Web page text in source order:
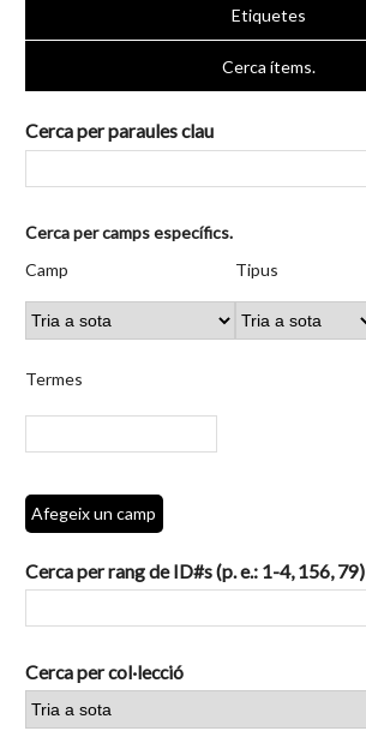
Etiquetes
Cerca ítems.
Cerca per paraules clau
Nombre
files
a
"Cerca
camps
Cerca per camps específics.
de
cerca
de
cerca
de
cerca
Joiner
Camp Tipus
Termes
Afegeix un camp
Cerca per rang de ID#s (p. e.: 1-4, 156, 79)
Cerca per col·lecció